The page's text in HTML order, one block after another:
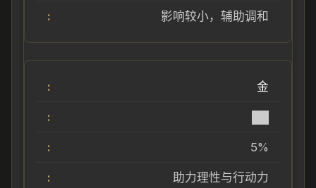
影响较小，辅助调和
金
5%
助力理性与行动力